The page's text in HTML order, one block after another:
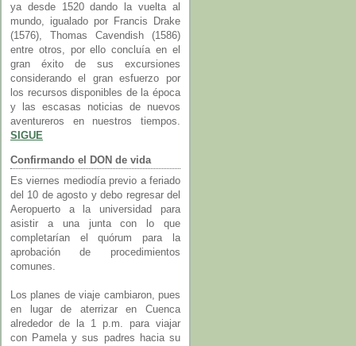
ya desde 1520 dando la vuelta al
mundo, igualado por Francis Drake
(1576), Thomas Cavendish (1586)
entre otros, por ello concluía en el
gran éxito de sus excursiones
considerando el gran esfuerzo por
los recursos disponibles de la época
y las escasas noticias de nuevos
aventureros en nuestros tiempos.
SIGUE
Confirmando el DON de vida
Es viernes mediodía previo a feriado
del 10 de agosto y debo regresar del
Aeropuerto a la universidad para
asistir a una junta con lo que
completarían el quórum para la
aprobación de procedimientos
comunes.
Los planes de viaje cambiaron, pues
en lugar de aterrizar en Cuenca
alrededor de la 1 p.m. para viajar
con Pamela y sus padres hacia su